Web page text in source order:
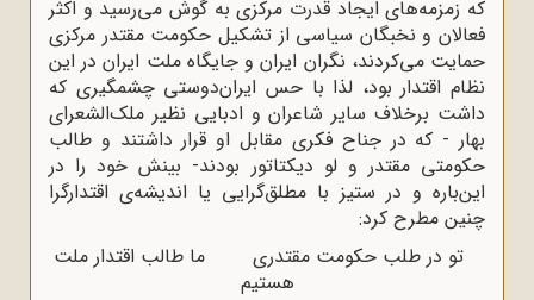
که زمزمه‌‌ها‌ی ایجاد قدرت مرکزی به گوش می‌رسید و اکثر
فعالان و نخبگان سیاسی از تشکیل حکومت مقتدر مرکزی
حمایت می‌کردند، نگران ایران و جایگاه ملت ایران در این
نظام اقتدار بود، لذا با حس ایران‌دوستی چشمگیری که
داشت برخلاف سایر شاعران و ادبایی نظیر ملک‌الشعرای
بهار - که در جناح فکری مقابل او قرار داشتند و طالب
حکومتی مقتدر و لو دیکتاتور بودند- بینش خود را در
این‌باره و در ستیز با مطلق‌گرایی یا اندیشه‌ی اقتدارگرا
چنین مطرح کرد:
تو در طلب حکومت مقتدری ما طالب اقتدار ملت
هستیم